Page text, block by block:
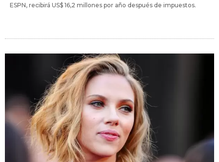
ESPN, recibirá US$ 16,2 millones por año después de impuestos.